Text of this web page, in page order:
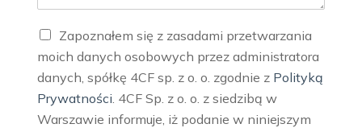
Z
o
d
a
n
Zapoznałem się z zasadami przetwarzania
moich danych osobowych przez administratora
danych, spółkę 4CF sp. z o. o. zgodnie z Polityką
Prywatności. 4CF Sp. z o. o. z siedzibą w
Warszawie informuje, iż podanie w niniejszym